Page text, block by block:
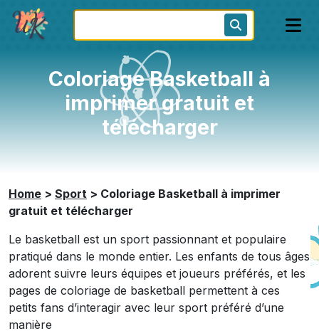
Coloriage Basketball à
imprimer gratuit et
télécharger
Home > Sport > Coloriage Basketball à imprimer
gratuit et télécharger
Le basketball est un sport passionnant et populaire
pratiqué dans le monde entier. Les enfants de tous âges
adorent suivre leurs équipes et joueurs préférés, et les
pages de coloriage de basketball permettent à ces
petits fans d’interagir avec leur sport préféré d’une
manière